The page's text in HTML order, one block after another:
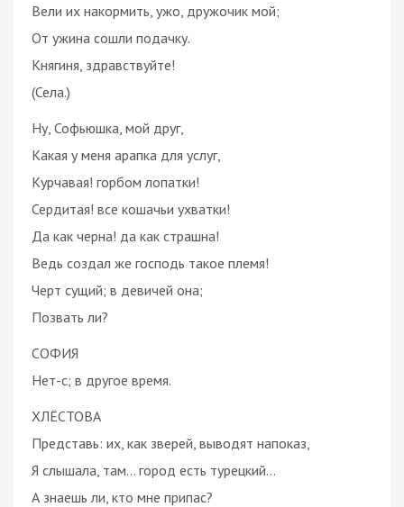
Вели их накормить, ужо, дружочик мой;
От ужина сошли подачку.
Княгиня, здравствуйте!
(Села.)
Ну, Софьюшка, мой друг,
Какая у меня арапка для услуг,
Курчавая! горбом лопатки!
Сердитая! все кошачьи ухватки!
Да как черна! да как страшна!
Ведь создал же господь такое племя!
Черт сущий; в девичей она;
Позвать ли?
СОФИЯ
Нет-с; в другое время.
ХЛЁСТОВА
Представь: их, как зверей, выводят напоказ,
Я слышала, там... город есть турецкий...
А знаешь ли, кто мне припас?